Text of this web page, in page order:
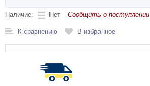
Наличие: Нет Сообщить о поступлении
К сравнению В избранное